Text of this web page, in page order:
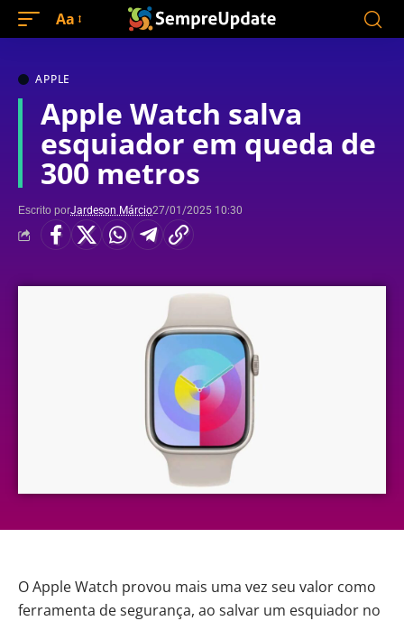
Aa
APPLE
Apple Watch salva
esquiador em queda de
300 metros
Escrito porJardeson Márcio27/01/2025 10:30
OApple Watch provou mais uma vez seu valor como
ferramenta de segurança, ao salvar um esquiador no